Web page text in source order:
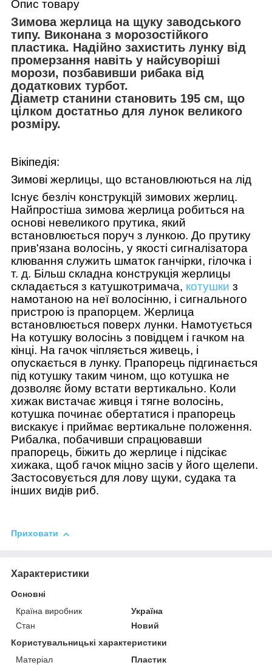
Опис товару
Зимова жерлица на щуку заводського
типу. Виконана з морозостійкого
пластика. Надійно захистить лунку від
промерзання навіть у найсуворіші
морози, позбавивши рибака від
додаткових турбот.
Діаметр станини становить 195 см, що
цілком достатньо для лунок великого
розміру.
Вікіпедія:
Зимові жерлицы, що встановлюються на лід
Існує безліч конструкцій зимових жерлиц.
Найпростіша зимова жерлица робиться на
основі невеликого прутика, який
встановлюється поруч з лункою. До прутику
прив'язана волосінь, у якості сигналізатора
клювання служить шматок ганчірки, гілочка і
т. д. Більш складна конструкція жерлицы
складається з катушкотримача, котушки з
намотаною на неї волосінню, і сигнального
пристрою із прапорцем. Жерлица
встановлюється поверх лунки. Намотується
На котушку волосінь з повідцем і гачком на
кінці. На гачок чіпляється живець, і
опускається в лунку. Прапорець підгинається
під котушку таким чином, що котушка не
дозволяє йому встати вертикально. Коли
хижак вистачає живця і тягне волосінь,
котушка починає обертатися і прапорець
вискакує і приймає вертикальне положення.
Рибалка, побачивши спрацювавши
прапорець, біжить до жерлице і підсікає
хижака, щоб гачок міцно засів у його щелепи.
Застосовується для лову щуки, судака та
інших видів риб.
Приховати
Характеристики
Основні
Країна виробник
Україна
Стан
Новий
Користувальницькі характеристики
Матеріал
Пластик